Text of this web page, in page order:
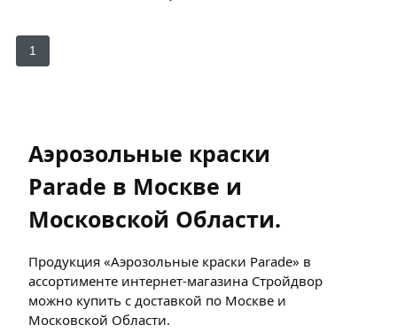
1
Аэрозольные краски
Parade в Москве и
Московской Области.
Продукция «Аэрозольные краски Parade» в
ассортименте интернет-магазина Стройдвор
можно купить с доставкой по Москве и
Московской Области.